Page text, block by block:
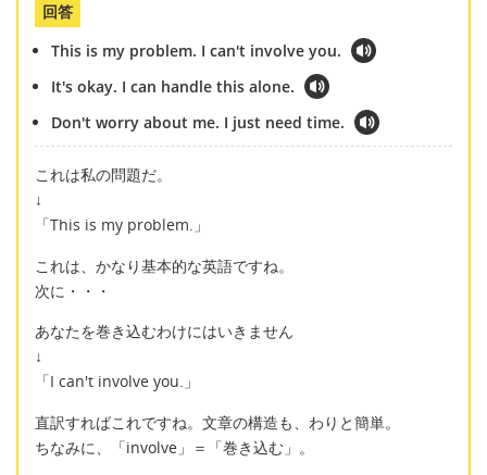
回答
This is my problem. I can't involve you.
It's okay. I can handle this alone.
Don't worry about me. I just need time.
これは私の問題だ。
↓
「This is my problem.」
これは、かなり基本的な英語ですね。
次に・・・
あなたを巻き込むわけにはいきません
↓
「I can't involve you.」
直訳すればこれですね。文章の構造も、わりと簡単。
ちなみに、「involve」＝「巻き込む」。